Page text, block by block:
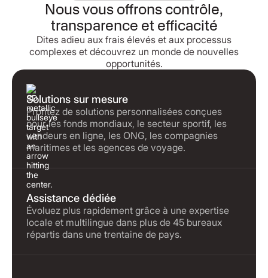
Nous vous offrons contrôle,
transparence et efficacité
Dites adieu aux frais élevés et aux processus
complexes et découvrez un monde de nouvelles
opportunités.
Solutions sur mesure
Profitez de solutions personnalisées conçues
pour les fonds mondiaux, le secteur sportif, les
vendeurs en ligne, les ONG, les compagnies
maritimes et les agences de voyage.
Assistance dédiée
Évoluez plus rapidement grâce à une expertise
locale et multilingue dans plus de 45 bureaux
répartis dans une trentaine de pays.